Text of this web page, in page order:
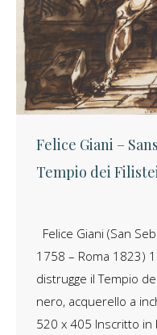
Felice Giani –
Tempio dei Filistei
Felice Giani (San
1758 – Roma 1823)
distrugge il Tempio
nero, acquerello a
520 x 405 Inscritto in